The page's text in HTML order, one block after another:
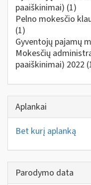
paaiškinimai) (1)
Pelno mokesčio
(1)
Gyventojų pajamų
Mokesčių
paaiškinimai) 2022
Aplankai
Bet kurį aplanką
Parodymo data